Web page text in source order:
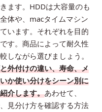
ます。HDDは大容量のも
体や、macタイムマシン
います。それぞれを目的
す。商品によって耐久性
しながら選びましょう。
外付けの違い、寿命、メ
か使い分けをシーン別に
介します。あわせて、
見分け方を確認する方法